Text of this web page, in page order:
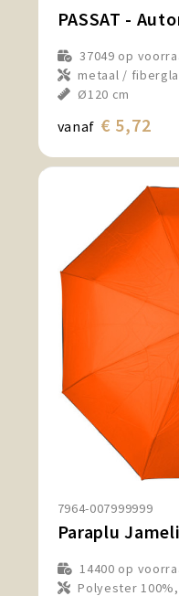
37049 op
metaal /
Ø120 cm
vanaf € 5,72
7964-007999999
Paraplu
14400 op
Polyester